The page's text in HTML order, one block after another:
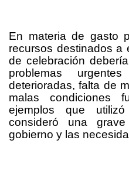
En materia de gasto
recursos destinados a
de celebración
problemas
deterioradas, falta de
malas condiciones
ejemplos que
consideró una
gobierno y las